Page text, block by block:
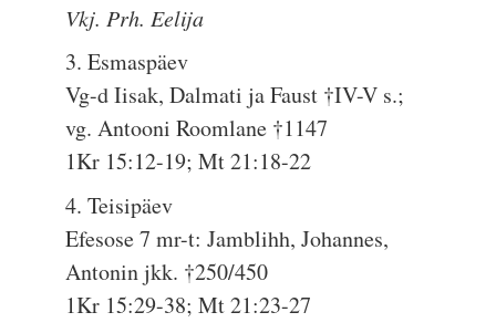
Vkj. Prh. Eelija
3. Esmaspäev
Vg-d Iisak, Dalmati ja Faust †IV-V s.;
vg. Antooni Roomlane †1147
1Kr 15:12-19; Mt 21:18-22
4. Teisipäev
Efesose 7 mr-t: Jamblihh, Johannes,
Antonin jkk. †250/450
1Kr 15:29-38; Mt 21:23-27